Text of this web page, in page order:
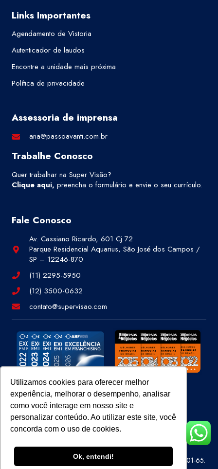
Utilizamos cookies para oferecer melhor
experiência, melhorar o desempenho, analisar
como você interage em nosso site e
personalizar conteúdo. Ao utilizar este site, você
concorda com o uso de cookies.
Ok, entendi!
Links Importantes
Agendamento de Vistoria
Autenticador de laudos
Encontre a unidade mais próxima
Política de privacidade
Assessoria de imprensa
ana@passoavanti.com.br
Trabalhe Conosco
Quer trabalhar na Super Visão?
Clique aqui, preencha o formulário e envie o seu currículo.
Fale Conosco
Av. Cassiano Ricardo, 601 Cj 72
Parque Residencial Aquarius, São José dos Campos /
SP – 12246-870
(11) 2295-5950
(12) 3500-0632
contato@supervisao.com
Site 100% Seguro
Super Visão Perícias e Vistorias Ltda – CNPJ 07.686.414/0001-65.